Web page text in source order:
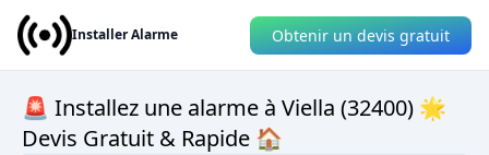
Installer Alarme Obtenir un devis gratuit
🚨 Installez une alarme à Viella (32400) 🌟
Devis Gratuit & Rapide 🏠